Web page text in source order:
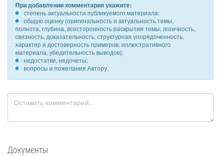
При добавлении комментария укажите:
степень актуальности публикуемого материала;
общую оценку (оригинальность и актуальность темы,
полнота, глубина, всесторонность раскрытия темы, логичность,
связность, доказательность, структурная упорядоченность,
характер и достоверность примеров, иллюстративного
материала, убедительность выводов);
недостатки, недочеты;
вопросы и пожелания Автору.
Документы